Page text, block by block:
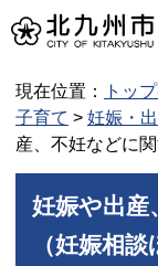
現在位置： トッ
子育て > 妊娠・
産、不妊などに
妊娠や出産
（妊娠相